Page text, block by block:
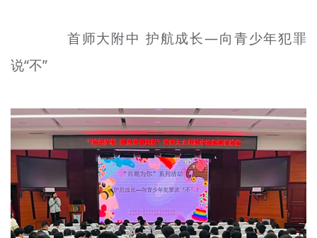
首师大附中 护航成长—向青少年犯罪
说“不”